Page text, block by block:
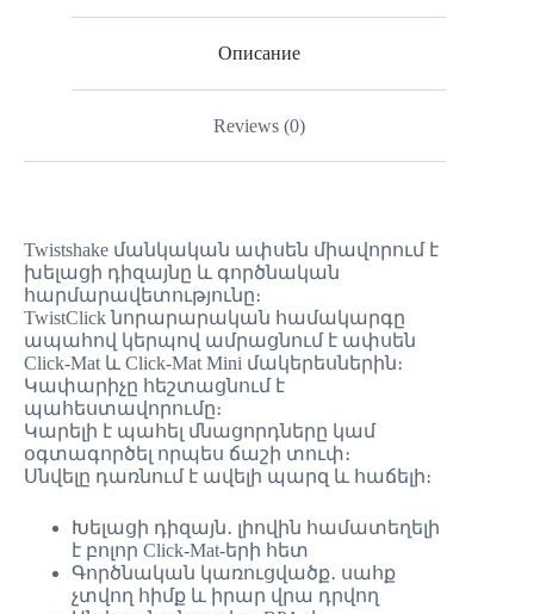
Описание
Reviews (0)
Twistshake մանկական ափսեն միավորում է
խելացի դիզայնը և գործնական
հարմարավետությունը։
TwistClick նորարարական համակարգը
ապահով կերպով ամրացնում է ափսեն
Click-Mat և Click-Mat Mini մակերեսներին։
Կափարիչը հեշտացնում է
պահեստավորումը։
Կարելի է պահել մնացորդները կամ
օգտագործել որպես ճաշի տուփ։
Սնվելը դառնում է ավելի պարզ և հաճելի։
Խելացի դիզայն․ լիովին համատեղելի
է բոլոր Click-Mat-երի հետ
Գործնական կառուցվածք․ սահք
չտվող հիմք և իրար վրա դրվող